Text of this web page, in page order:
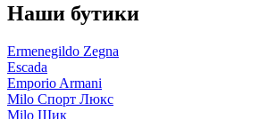
Наши бутики
Ermenegildo Zegna
Escada
Emporio Armani
Milo Спорт Люкс
Milo Шик